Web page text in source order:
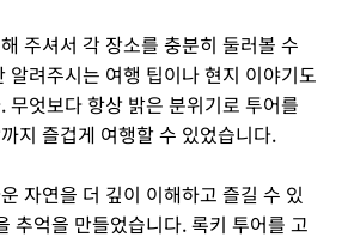
주셔서 각 장소를 충분히 둘러볼 수
알려주시는 여행 팁이나 현지 이야기도
무엇보다 항상 밝은 분위기로 투어를
지 즐겁게 여행할 수 있었습니다.
자연을 더 깊이 이해하고 즐길 수 있
추억을 만들었습니다. 록키 투어를 고